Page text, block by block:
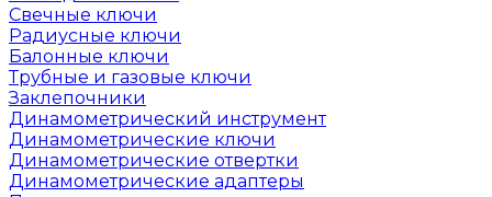
Свечные ключи
Радиусные ключи
Балонные ключи
Трубные и газовые ключи
Заклепочники
Динамометрический инструмент
Динамометрические ключи
Динамометрические отвертки
Динамометрические адаптеры